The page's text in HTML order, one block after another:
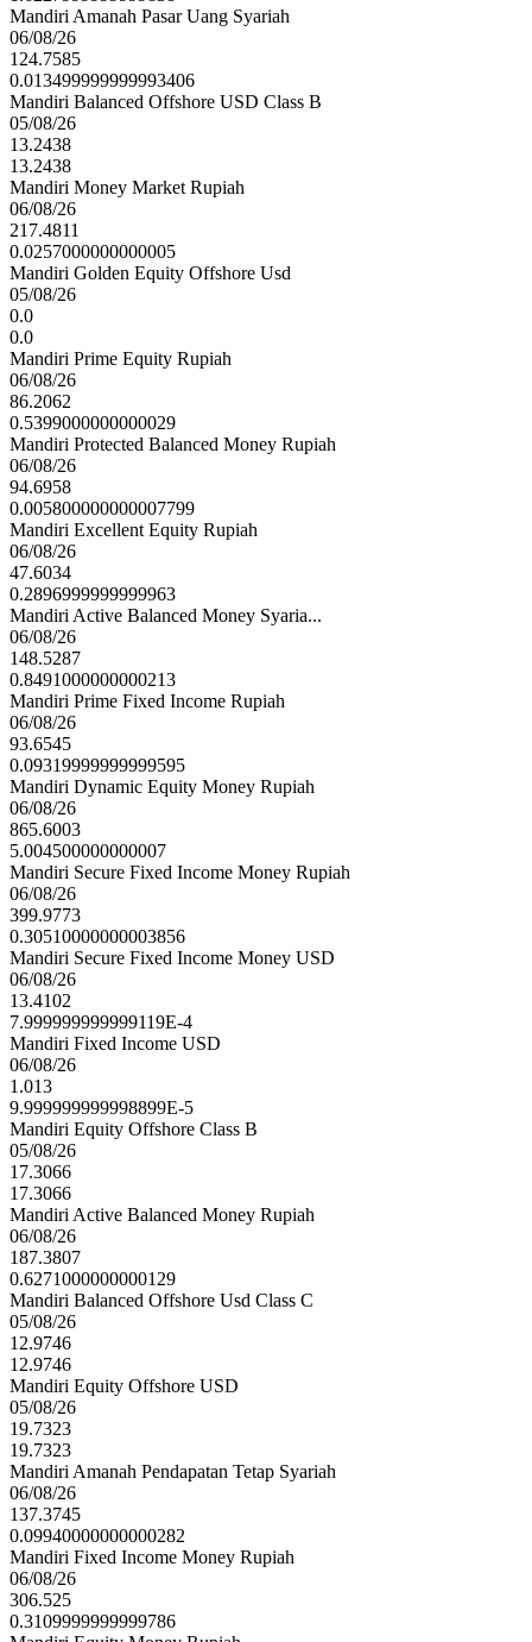
Mandiri Amanah Pasar Uang Syariah
06/08/26
124.7585
0.013499999999993406
Mandiri Balanced Offshore USD Class B
05/08/26
13.2438
13.2438
Mandiri Money Market Rupiah
06/08/26
217.4811
0.0257000000000005
Mandiri Golden Equity Offshore Usd
05/08/26
0.0
0.0
Mandiri Prime Equity Rupiah
06/08/26
86.2062
0.5399000000000029
Mandiri Protected Balanced Money Rupiah
06/08/26
94.6958
0.005800000000007799
Mandiri Excellent Equity Rupiah
06/08/26
47.6034
0.2896999999999963
Mandiri Active Balanced Money Syaria...
06/08/26
148.5287
0.8491000000000213
Mandiri Prime Fixed Income Rupiah
06/08/26
93.6545
0.09319999999999595
Mandiri Dynamic Equity Money Rupiah
06/08/26
865.6003
5.004500000000007
Mandiri Secure Fixed Income Money Rupiah
06/08/26
399.9773
0.30510000000003856
Mandiri Secure Fixed Income Money USD
06/08/26
13.4102
7.999999999999119E-4
Mandiri Fixed Income USD
06/08/26
1.013
9.999999999998899E-5
Mandiri Equity Offshore Class B
05/08/26
17.3066
17.3066
Mandiri Active Balanced Money Rupiah
06/08/26
187.3807
0.6271000000000129
Mandiri Balanced Offshore Usd Class C
05/08/26
12.9746
12.9746
Mandiri Equity Offshore USD
05/08/26
19.7323
19.7323
Mandiri Amanah Pendapatan Tetap Syariah
06/08/26
137.3745
0.09940000000000282
Mandiri Fixed Income Money Rupiah
06/08/26
306.525
0.3109999999999786